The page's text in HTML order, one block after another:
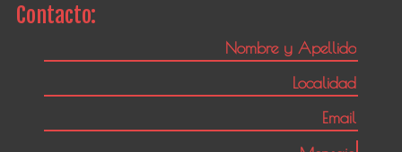
Contacto: